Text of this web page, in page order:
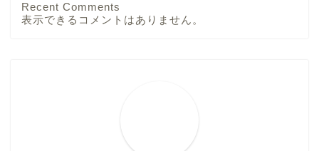
Recent Comments
表示できるコメントはありません。